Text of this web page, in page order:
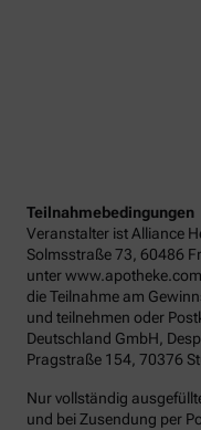
Teilnahmebedingungen
Veranstalter ist Alliance
Solmsstraße 73, 60486
unter
die Teilnahme am
und teilnehmen oder
Deutschland GmbH,
Pragstraße 154, 70376
Nur vollständig
und bei Zusendung per